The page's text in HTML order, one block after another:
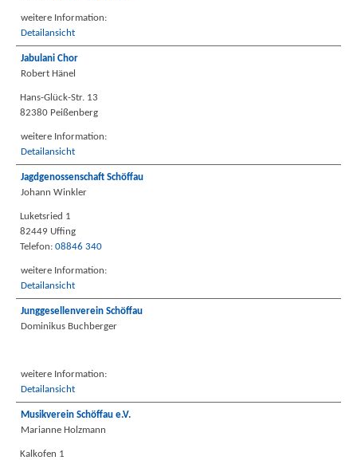
weitere Information:
Detailansicht
Jabulani Chor
Robert Hänel
Hans-Glück-Str. 13
82380 Peißenberg
weitere Information:
Detailansicht
Jagdgenossenschaft Schöffau
Johann Winkler
Luketsried 1
82449 Uffing
Telefon: 08846 340
weitere Information:
Detailansicht
Junggesellenverein Schöffau
Dominikus Buchberger
weitere Information:
Detailansicht
Musikverein Schöffau e.V.
Marianne Holzmann
Kalkofen 1